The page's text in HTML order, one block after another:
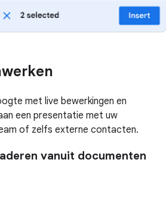
met live bewerkingen en
een presentatie met uw
of zelfs externe contacten.
vanuit documenten